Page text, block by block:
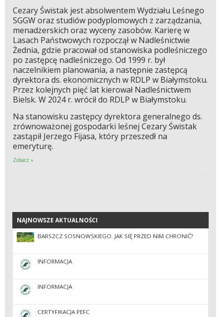
Cezary Świstak jest absolwentem Wydziału Leśnego
SGGW oraz studiów podyplomowych z zarządzania,
menadżerskich oraz wyceny zasobów. Karierę w
Lasach Państwowych rozpoczął w Nadleśnictwie
Żednia, gdzie pracował od stanowiska podleśniczego
po zastępcę nadleśniczego. Od 1999 r. był
naczelnikiem planowania, a następnie zastępcą
dyrektora ds. ekonomicznych w RDLP w Białymstoku.
Przez kolejnych pięć lat kierował Nadleśnictwem
Bielsk. W 2024 r. wrócił do RDLP w Białymstoku.
Na stanowisku zastępcy dyrektora generalnego ds.
zrównoważonej gospodarki leśnej Cezary Świstak
zastąpił Jerzego Fijasa, który przeszedł na
emeryturę.
Zobacz »
NAJNOWSZE AKTUALNOŚCI
NAJNOWSZE AKTUALNOŚCI
BARSZCZ SOSNOWSKIEGO. JAK SIĘ PRZED NIM CHRONIĆ?
INFORMACJA
INFORMACJA
CERTYFIKACJA PEFC